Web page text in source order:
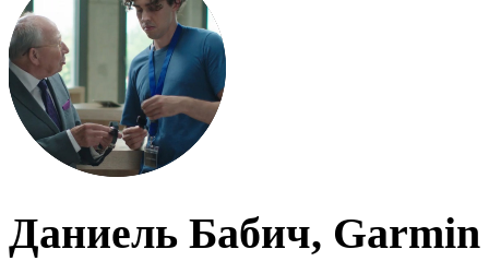
Даниель Бабич, Garmin